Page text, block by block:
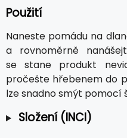
Použití
Naneste pomádu na
a rovnoměrně
se stane produkt
pročešte hřebenem do
lze snadno smýt pomocí
Složení (INCI)